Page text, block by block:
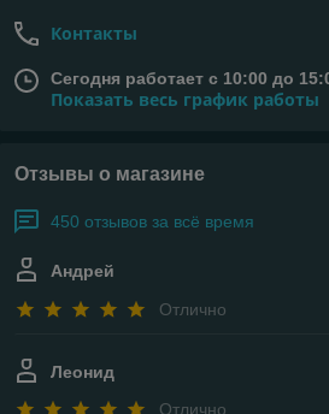
Контакты
Сегодня работает с 10:00 до
Показать весь график работы
Отзывы о магазине
450 отзывов за всё время
Андрей
Отлично
Леонид
Отлично